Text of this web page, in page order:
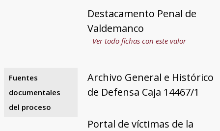
Destacamento Penal de
Valdemanco
Ver todo fichas con este valor
Fuentes
documentales
del proceso
Archivo General e Histórico
de Defensa Caja 14467/1
Portal de víctimas de la